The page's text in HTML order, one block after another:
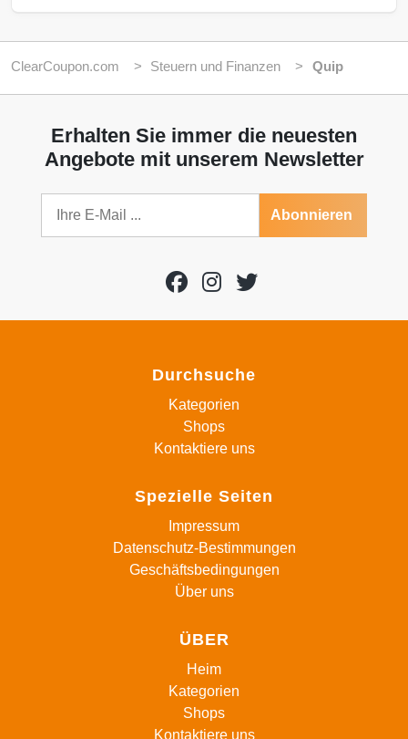
ClearCoupon.com Steuern und Finanzen Quip
Erhalten Sie immer die neuesten
Angebote mit unserem Newsletter
Abonnieren
Durchsuche
Kategorien
Shops
Kontaktiere uns
Spezielle Seiten
Impressum
Datenschutz-Bestimmungen
Geschäftsbedingungen
Über uns
ÜBER
Heim
Kategorien
Shops
Kontaktiere uns